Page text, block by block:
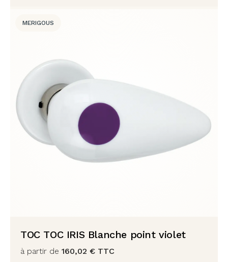
MERIGOUS
TOC TOC IRIS Blanche point violet
à partir de 160,02 € TTC